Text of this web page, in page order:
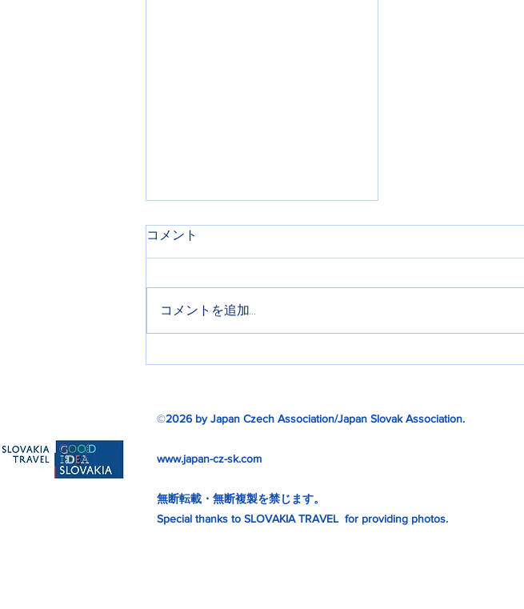
日本スロバキア協会音楽プロ
コメント
コメントを追加…
©2026 by Japan Czech Association/Japan Slovak Association.
www.japan-cz-sk.com
無断転載・無断複製を禁じます。
Special thanks to SLOVAKIA TRAVEL for providing photos.